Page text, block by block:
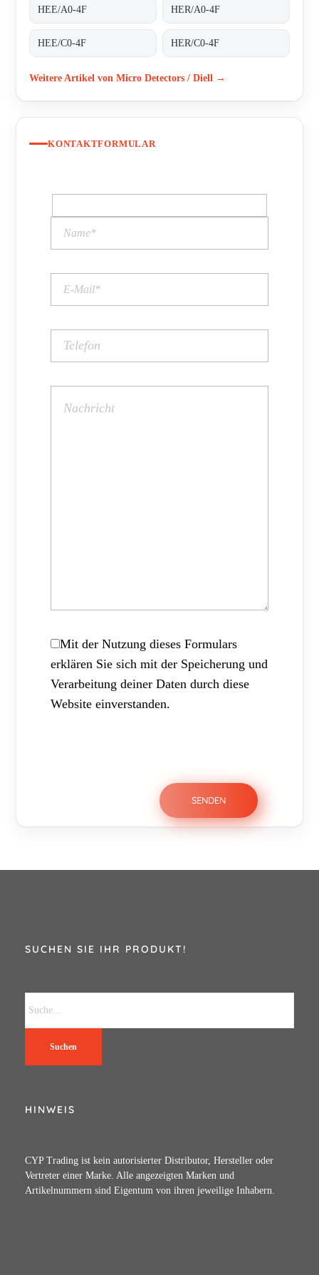
HEE/A0-4F HER/A0-4F
HEE/C0-4F HER/C0-4F
Weitere Artikel von Micro Detectors / Diell →
KONTAKTFORMULAR
Mit der Nutzung dieses Formulars
erklären Sie sich mit der Speicherung und
Verarbeitung deiner Daten durch diese
Website einverstanden.
SUCHEN SIE IHR PRODUKT!
Suchen
HINWEIS
CYP Trading ist kein autorisierter Distributor, Hersteller oder
Vertreter einer Marke. Alle angezeigten Marken und
Artikelnummern sind Eigentum von ihren jeweilige Inhabern.